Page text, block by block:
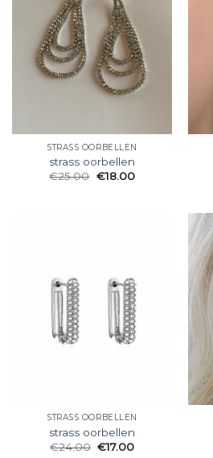
STRASS OORBELLEN
strass oorbellen
€25.00 €18.00
STRASS OORBELLEN
strass oorbellen
€24.00 €17.00